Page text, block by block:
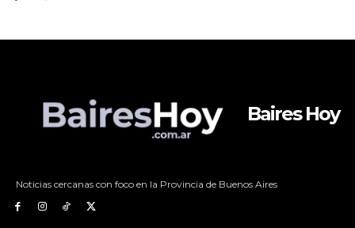
Baires Hoy
Noticias cercanas con foco en la Provincia de Buenos Aires